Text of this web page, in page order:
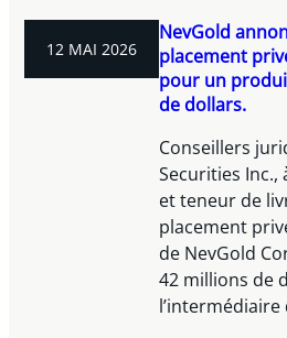
12 MAI 2026
NevGold
placement
pour un
de dollars.
Conseillers
Securities Inc.,
et teneur de
placement
de NevGold
42 millions de
l’intermédiaire